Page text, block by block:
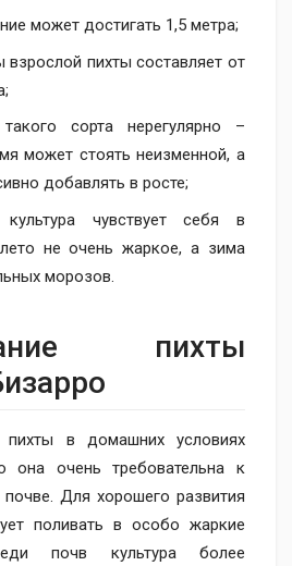
может достигать 1,5 метра;
пихты составляет от
сорта нерегулярно –
может стоять неизменной, а
добавлять в росте;
чувствует себя в
не очень жаркое, а зима
морозов.
​пихты
в домашних условиях
она очень требовательна к
почве. Для хорошего развития
поливать в особо жаркие
почв культура более